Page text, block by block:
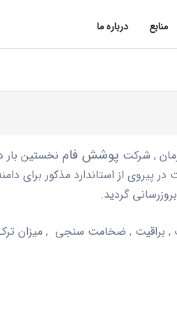
منابع درباره ما
, شرکت پوشش فام
پیروی از استاندارد مذکور برای
, براقیت , ضخامت سنجی ,